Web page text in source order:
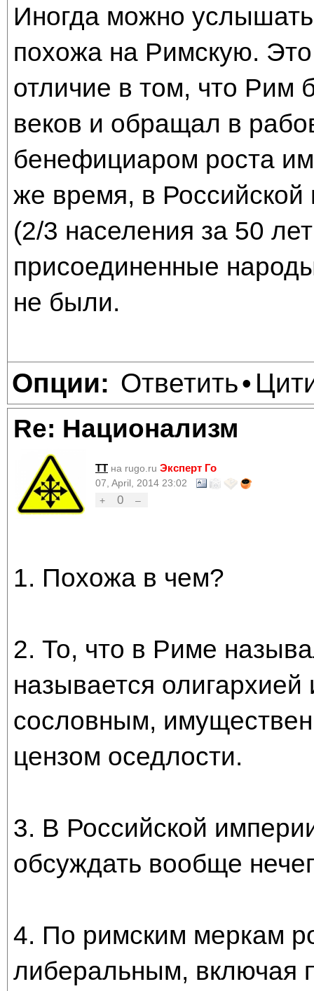
Иногда можно
похожа на Римскую.
отличие в том, что Рим
веков и обращал в
бенефициаром роста
же время, в
(2/3 населения за 50
присоединенные
не были.
Опции: Ответить•
Re: Национализм
TT на rugo.ru Эксперт Го
07, April, 2014 23:02
+
0 –
1. Похожа в чем?
2. То, что в Риме
называется олигархией
сословным,
цензом оседлости.
3. В Российской
обсуждать вообще
4. По римским меркам
либеральным, включая